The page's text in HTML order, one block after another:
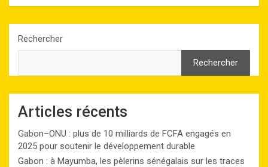
Rechercher
Rechercher
Articles récents
Gabon–ONU : plus de 10 milliards de FCFA engagés en
2025 pour soutenir le développement durable
Gabon : à Mayumba, les pèlerins sénégalais sur les traces